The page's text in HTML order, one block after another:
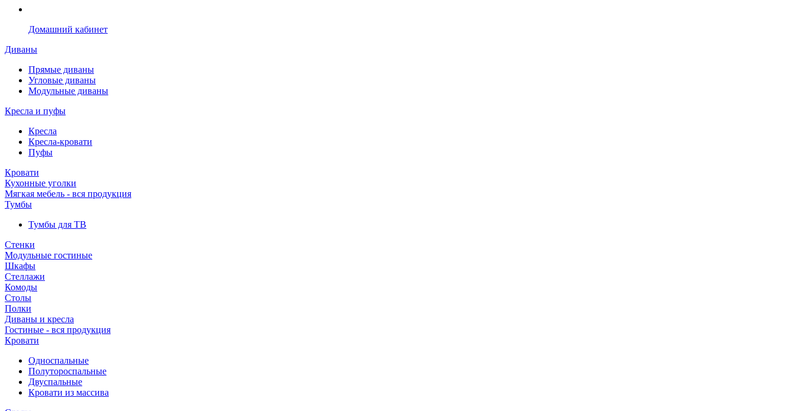
Домашний кабинет
Диваны
Прямые диваны
Угловые диваны
Модульные диваны
Кресла и пуфы
Кресла
Кресла-кровати
Пуфы
Кровати
Кухонные уголки
Мягкая мебель - вся продукция
Тумбы
Тумбы для ТВ
Стенки
Модульные гостиные
Шкафы
Стеллажи
Комоды
Столы
Полки
Диваны и кресла
Гостиные - вся продукция
Кровати
Односпальные
Полутороспальные
Двуспальные
Кровати из массива